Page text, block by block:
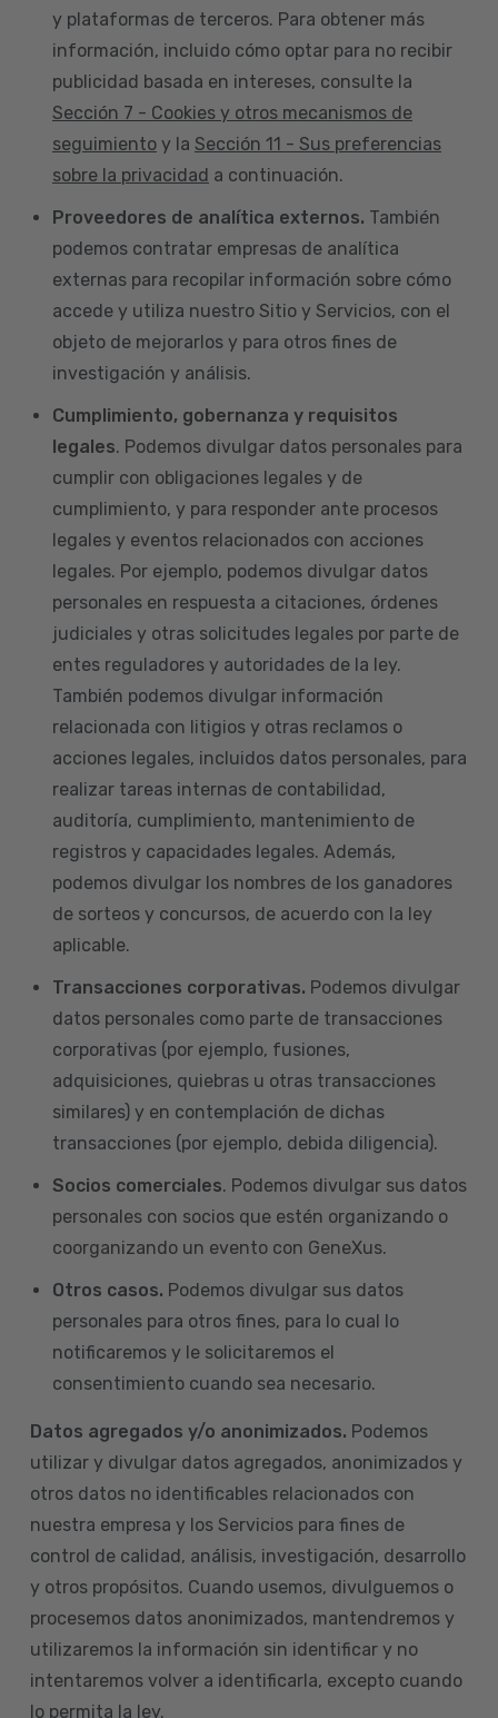
y plataformas de terceros. Para obtener más
información, incluido cómo optar para no recibir
publicidad basada en intereses, consulte la
Sección 7 - Cookies y otros mecanismos de
seguimiento y la Sección 11 - Sus preferencias
sobre la privacidad a continuación.
Proveedores de analítica externos. También
podemos contratar empresas de analítica
externas para recopilar información sobre cómo
accede y utiliza nuestro Sitio y Servicios, con el
objeto de mejorarlos y para otros fines de
investigación y análisis.
Cumplimiento, gobernanza y requisitos
legales. Podemos divulgar datos personales para
cumplir con obligaciones legales y de
cumplimiento, y para responder ante procesos
legales y eventos relacionados con acciones
legales. Por ejemplo, podemos divulgar datos
personales en respuesta a citaciones, órdenes
judiciales y otras solicitudes legales por parte de
entes reguladores y autoridades de la ley.
También podemos divulgar información
relacionada con litigios y otras reclamos o
acciones legales, incluidos datos personales, para
realizar tareas internas de contabilidad,
auditoría, cumplimiento, mantenimiento de
registros y capacidades legales. Además,
podemos divulgar los nombres de los ganadores
de sorteos y concursos, de acuerdo con la ley
aplicable.
Transacciones corporativas. Podemos divulgar
datos personales como parte de transacciones
corporativas (por ejemplo, fusiones,
adquisiciones, quiebras u otras transacciones
similares) y en contemplación de dichas
transacciones (por ejemplo, debida diligencia).
Socios comerciales. Podemos divulgar sus datos
personales con socios que estén organizando o
coorganizando un evento con GeneXus.
Otros casos. Podemos divulgar sus datos
personales para otros fines, para lo cual lo
notificaremos y le solicitaremos el
consentimiento cuando sea necesario.
Datos agregados y/o anonimizados. Podemos
utilizar y divulgar datos agregados, anonimizados y
otros datos no identificables relacionados con
nuestra empresa y los Servicios para fines de
control de calidad, análisis, investigación, desarrollo
y otros propósitos. Cuando usemos, divulguemos o
procesemos datos anonimizados, mantendremos y
utilizaremos la información sin identificar y no
intentaremos volver a identificarla, excepto cuando
lo permita la ley.